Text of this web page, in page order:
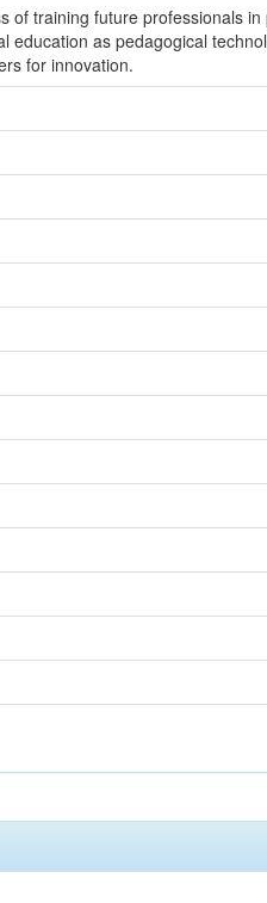
of training future professionals in
education as pedagogical
for innovation.